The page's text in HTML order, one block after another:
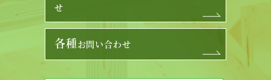
せ
各種お問い合わせ